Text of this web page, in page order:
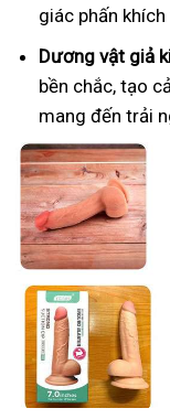
giác phấn
Dương vật giả
bền chắc, tạo
mang đến trải